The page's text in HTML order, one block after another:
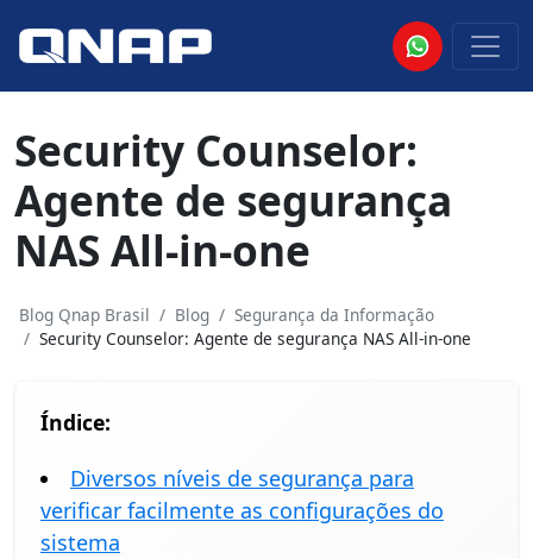
Security Counselor:
Agente de segurança
NAS All-in-one
Blog Qnap Brasil Blog
Segurança da Informação
Security Counselor: Agente de segurança NAS All-in-one
Índice:
Diversos níveis de segurança para
verificar facilmente as configurações do
sistema